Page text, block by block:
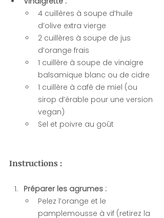
4 cuillères à soupe d’huile
d’olive extra vierge
2 cuillères à soupe de jus
d’orange frais
1 cuillère à soupe de vinaigre
balsamique blanc ou de cidre
1 cuillère à café de miel (ou
sirop d’érable pour une version
vegan)
Sel et poivre au goût
Instructions :
Préparer les agrumes :
Pelez l’orange et le
pamplemousse à vif (retirez la